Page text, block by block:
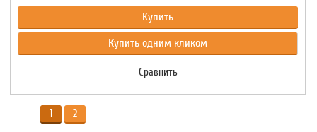
Купить
Купить одним кликом
Сравнить
1 2